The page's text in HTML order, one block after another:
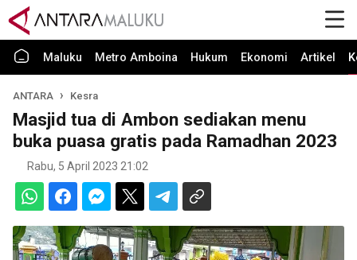
Maluku Metro Amboina Hukum Ekonomi Artikel
ANTARA Kesra
Masjid tua di Ambon sediakan menu
buka puasa gratis pada Ramadhan 2023
Rabu, 5 April 2023 21:02